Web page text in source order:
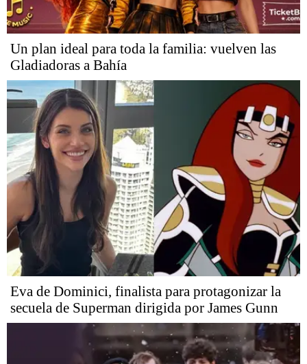
Un plan ideal para toda la familia: vuelven las
Gladiadoras a Bahía
Eva de Dominici, finalista para protagonizar la
secuela de Superman dirigida por James Gunn